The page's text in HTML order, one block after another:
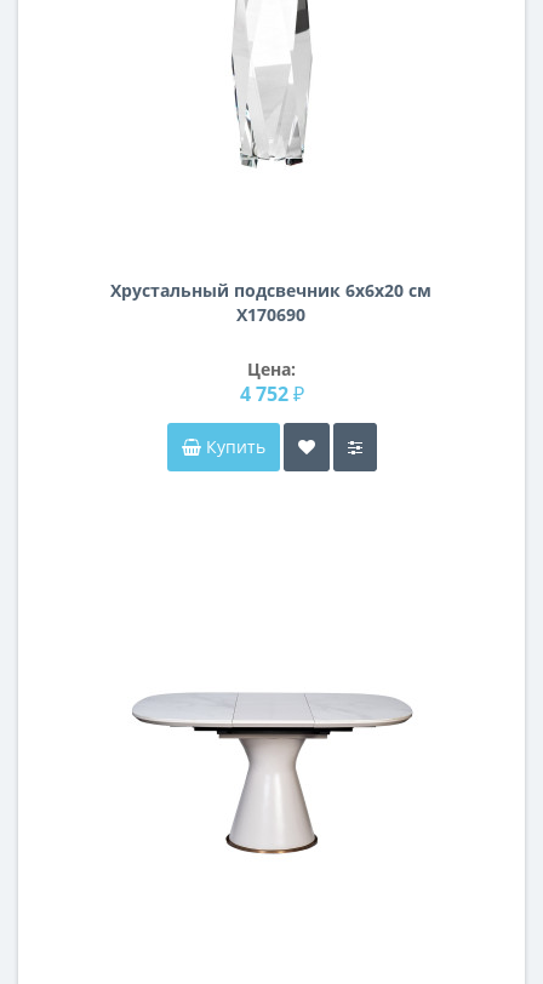
Хрустальный подсвечник 6x6x20 cм
X170690
Цена:
4 752 ₽
Купить